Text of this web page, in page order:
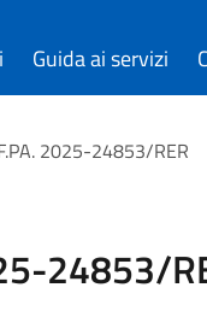
Guida ai servizi
2025-24853/RER
24853/